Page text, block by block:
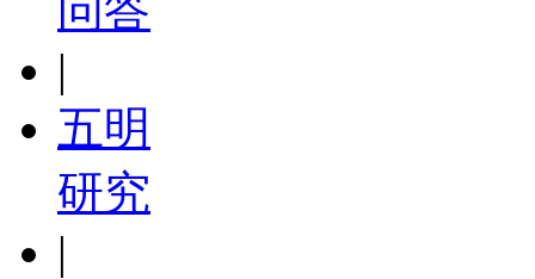
|
五明
研究
|